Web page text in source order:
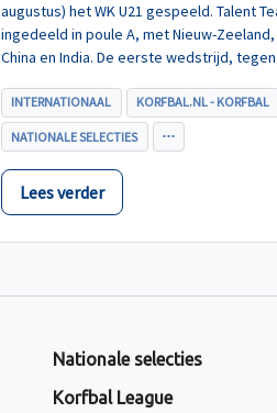
augustus) het WK U21 gespeeld. Talent
ingedeeld in poule A, met Nieuw-Zeeland,
China en India. De eerste wedstrijd,
INTERNATIONAAL KORFBAL.NL - KORFBAL
NATIONALE SELECTIES
Lees verder
Nationale selecties
Korfbal League